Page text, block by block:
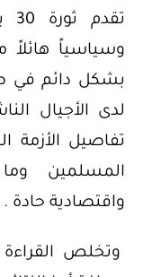
وسياسياً هائلاً
بشكل دائم في
لدى الأجيال
تفاصيل الأزمة
المسلمين
واقتصادية حادة .
وتخلص القراءة